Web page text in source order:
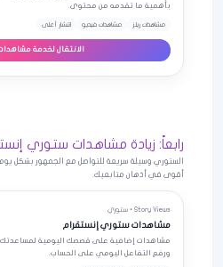
بأهمية ما تقدمه من محتوى.
مشاهدات ريلز مشاهدات فيديو انتشار أعلى
الانتقال لخدمة
رابعاً: زيادة مشاهدات ستوري
الستوري وسيلة سريعة للتواصل مع الجمهور بشكل
أقوى في أذهان متابعيك.
Story Views • ستوري
مشاهدات ستوري إنستقرام
مشاهدات إضافية على قصصك اليومية لمساعدتك
ورفع التفاعل اليومي على الحساب.